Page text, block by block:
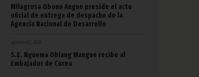
Milagrosa Obono Angue preside el acto
oficial de entrega de despacho de la
Agencia Nacional de Desarrollo
agosto 07, 2026
S.E. Nguema Obiang Mangue recibe al
Embajador de Corea